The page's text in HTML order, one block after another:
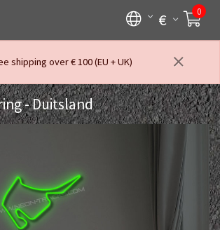
€ 0
shipping over € 100 (EU + UK)
- Duitsland